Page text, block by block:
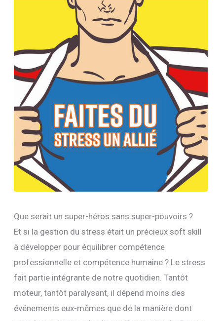
Que serait un super-héros sans super-pouvoirs ?
Et si la gestion du stress était un précieux soft skill
à développer pour équilibrer compétence
professionnelle et compétence humaine ? Le stress
fait partie intégrante de notre quotidien. Tantôt
moteur, tantôt paralysant, il dépend moins des
événements eux-mêmes que de la manière dont